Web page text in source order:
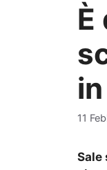
È
11
Sale